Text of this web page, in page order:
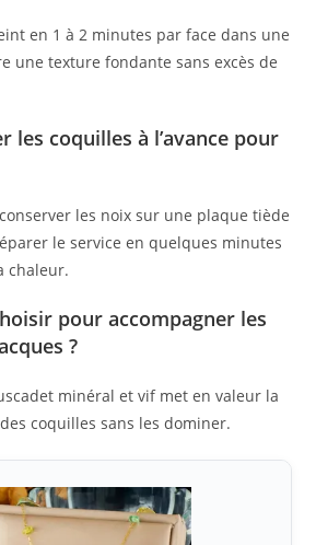
en 1 à 2 minutes par face dans une
une texture fondante sans excès de
les coquilles à l’avance pour
les noix sur une plaque tiède
le service en quelques minutes
chaleur.
pour accompagner les
?
minéral et vif met en valeur la
coquilles sans les dominer.